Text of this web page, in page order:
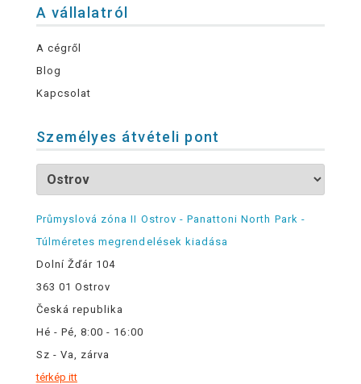
A vállalatról
A cégről
Blog
Kapcsolat
Személyes átvételi pont
Průmyslová zóna II Ostrov - Panattoni North Park -
Túlméretes megrendelések kiadása
Dolní Žďár 104
363 01 Ostrov
Česká republika
Hé - Pé, 8:00 - 16:00
Sz - Va, zárva
térkép itt